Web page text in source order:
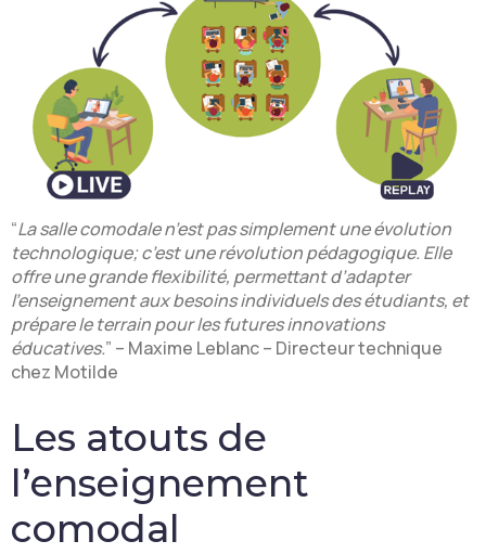
“La salle comodale n’est pas simplement une évolution
technologique; c’est une révolution pédagogique. Elle
offre une grande flexibilité, permettant d’adapter
l’enseignement aux besoins individuels des étudiants, et
prépare le terrain pour les futures innovations
éducatives.” – Maxime Leblanc – Directeur technique
chez Motilde
Les atouts de
l’enseignement
comodal